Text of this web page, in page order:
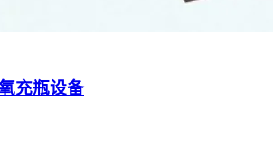
充瓶设备